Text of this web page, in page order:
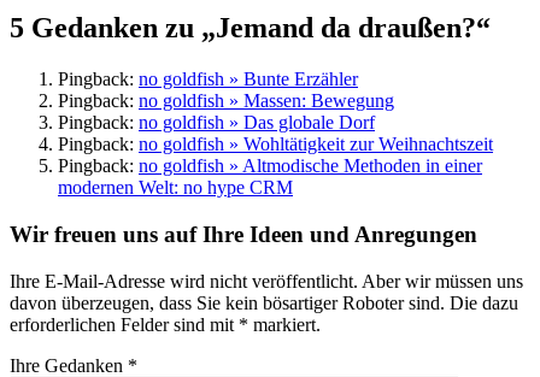
5 Gedanken zu „Jemand da draußen?“
Pingback: no goldfish » Bunte Erzähler
Pingback: no goldfish » Massen: Bewegung
Pingback: no goldfish » Das globale Dorf
Pingback: no goldfish » Wohltätigkeit zur Weihnachtszeit
Pingback: no goldfish » Altmodische Methoden in einer
modernen Welt: no hype CRM
Wir freuen uns auf Ihre Ideen und Anregungen
Ihre E-Mail-Adresse wird nicht veröffentlicht. Aber wir müssen uns
davon überzeugen, dass Sie kein bösartiger Roboter sind. Die dazu
erforderlichen Felder sind mit * markiert.
Ihre Gedanken *